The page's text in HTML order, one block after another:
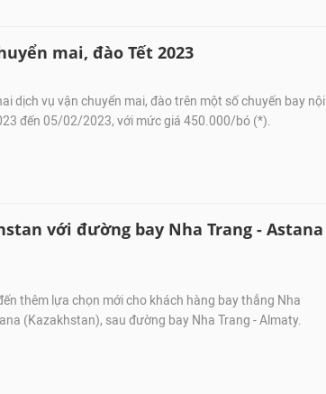
mai, đào Tết 2023
dịch vụ vận chuyển mai, đào trên một số chuyến bay nội
đến 05/02/2023, với mức giá 450.000/bó (*).
với đường bay Nha Trang - Astana
thêm lựa chọn mới cho khách hàng bay thẳng Nha
(Kazakhstan), sau đường bay Nha Trang - Almaty.